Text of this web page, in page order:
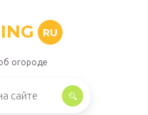
RU
огороде